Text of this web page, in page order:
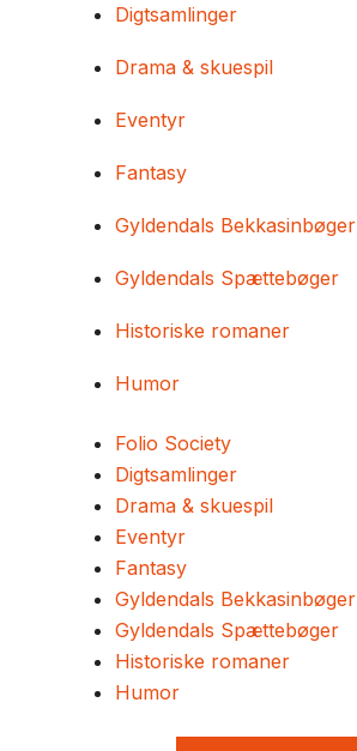
Digtsamlinger
Drama & skuespil
Eventyr
Fantasy
Gyldendals Bekkasinbøger
Gyldendals Spættebøger
Historiske romaner
Humor
Folio Society
Digtsamlinger
Drama & skuespil
Eventyr
Fantasy
Gyldendals Bekkasinbøger
Gyldendals Spættebøger
Historiske romaner
Humor